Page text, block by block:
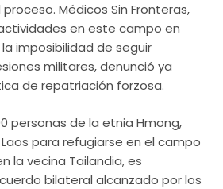
Médicos Sin Fronteras,
en este campo en
imposibilidad de seguir
militares, denunció ya
de repatriación forzosa.
personas de la etnia Hmong,
para refugiarse en el campo
la vecina Tailandia, es
bilateral alcanzado por los